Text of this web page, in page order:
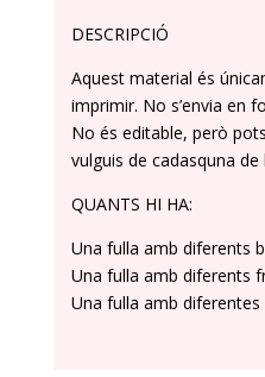
joc
cartes
DESCRIPCIÓ
​Aquest material és
imprimir. No s’envia en
No és editable, però
vulguis de cadasquna de
​QUANTS HI HA:
Una fulla amb diferents
Una fulla amb diferents
Una fulla amb